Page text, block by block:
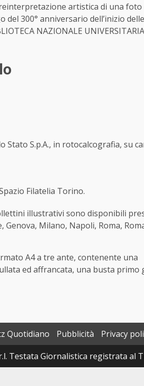
artistica di una foto
300° anniversario dell’inizio delle
NAZIONALE
Stato S.p.A., in rotocalcografia, su
Filatelia Torino.
illustrativi sono disponibili
Milano, Napoli, Roma,
A4 a tre ante, contenente una
ed affrancata, una busta primo
Quotidiano Pubblicità Privacy
Testata Giornalistica registrata al